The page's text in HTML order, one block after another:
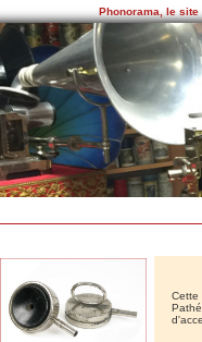
Phonorama, le